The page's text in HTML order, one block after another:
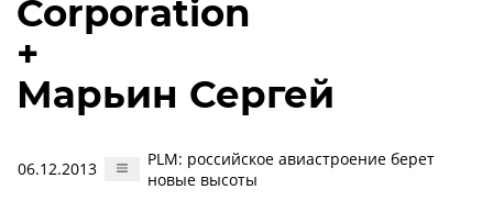
Corporation
+
Марьин Сергей
06.12.2013
PLM: российское авиастроение берет
новые высоты